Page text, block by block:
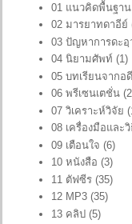
01 แนวคิดพื้นฐาน
02 มารยาทดาอีย์
03 ปัญหาการดะอฺ
04 นิยามศัพท์ (1)
05 บทเรียนจากอ
06 พรีเซนเตชั่น
07 วิเคราะห์วิจัย
08 เครื่องมือและ
09 เตือนใจ (6)
10 หนังสือ (3)
11 ตัฟซีร (35)
12 MP3 (35)
13 คลิป (5)